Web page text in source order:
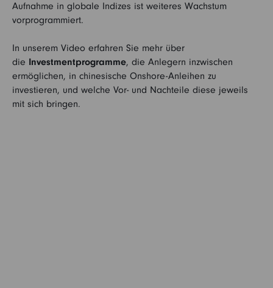
Aufnahme in globale Indizes ist weiteres Wachstum
vorprogrammiert.
In unserem Video erfahren Sie mehr über
die Investmentprogramme, die Anlegern inzwischen
ermöglichen, in chinesische Onshore-Anleihen zu
investieren, und welche Vor- und Nachteile diese jeweils
mit sich bringen.